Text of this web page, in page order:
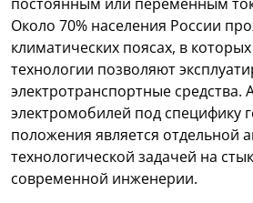
Около 70% населения России
климатических поясах, в
технологии позволяют
электротранспортные средства.
электромобилей под специфику
положения является отдельной
технологической задачей на
современной инженерии.